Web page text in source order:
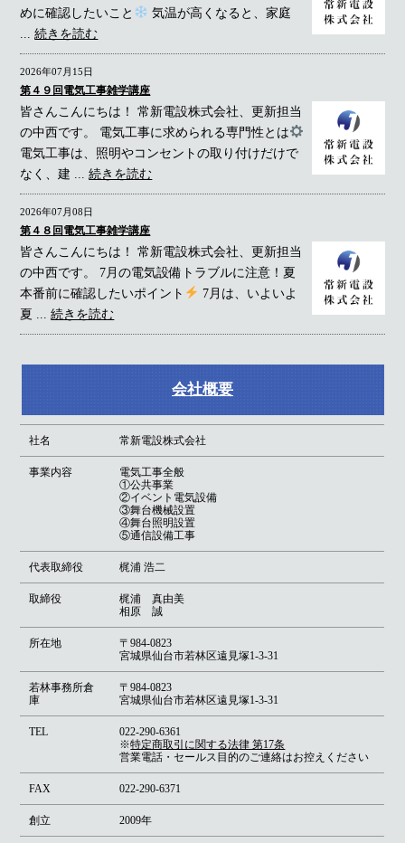
めに確認したいこと
気温が高くなると、家庭
...続きを読む
2026年07月15日
第４９回電気工事雑学講座
皆さんこんにちは！ 常新電設株式会社、更新担当
の中西です。 電気工事に求められる専門性とは
電気工事は、照明やコンセントの取り付けだけで
なく、建 ...続きを読む
2026年07月08日
第４８回電気工事雑学講座
皆さんこんにちは！ 常新電設株式会社、更新担当
の中西です。 7月の電気設備トラブルに注意！夏
本番前に確認したいポイント
7月は、いよいよ
夏 ...続きを読む
会社概要
社名 常新電設株式会社
事業内容
電気工事全般
①公共事業
②イベント電気設備
③舞台機械設置
④舞台照明設置
⑤通信設備工事
代表取締役 梶浦 浩二
取締役
梶浦 真由美
相原 誠
所在地
〒984-0823
宮城県仙台市若林区遠見塚1-3-31
若林事務所倉
庫
〒984-0823
宮城県仙台市若林区遠見塚1-3‐31
TEL
022-290-6361
※特定商取引に関する法律 第17条
営業電話・セールス目的のご連絡はお控えください
FAX 022-290-6371
創立 2009年